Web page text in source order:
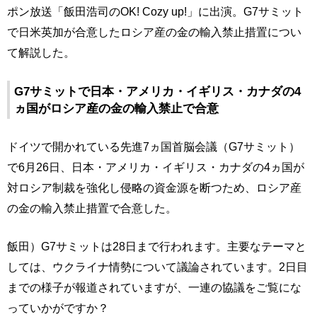
ポン放送「飯田浩司のOK! Cozy up!」に出演。G7サミット
で日米英加が合意したロシア産の金の輸入禁止措置につい
て解説した。
G7サミットで日本・アメリカ・イギリス・カナダの4
ヵ国がロシア産の金の輸入禁止で合意
ドイツで開かれている先進7ヵ国首脳会議（G7サミット）
で6月26日、日本・アメリカ・イギリス・カナダの4ヵ国が
対ロシア制裁を強化し侵略の資金源を断つため、ロシア産
の金の輸入禁止措置で合意した。
飯田）G7サミットは28日まで行われます。主要なテーマと
しては、ウクライナ情勢について議論されています。2日目
までの様子が報道されていますが、一連の協議をご覧にな
っていかがですか？